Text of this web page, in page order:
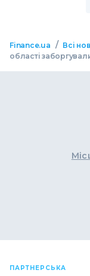
Finance.ua / Всі
області
ПАРТНЕРСЬКА